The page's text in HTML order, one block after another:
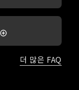
더 많은 FAQ